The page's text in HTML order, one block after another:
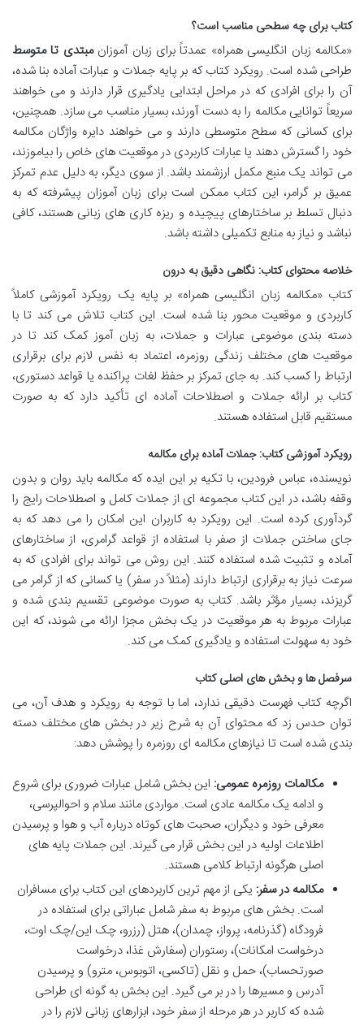
کتاب برای چه سطحی مناسب است؟
«مکالمه زبان انگلیسی همراه» عمدتاً برای زبان آموزانمبتدی تا متوسط
طراحی شده است. رویکرد کتاب که بر پایه جملات و عبارات آماده بنا شده،
آن را برای افرادی که در مراحل ابتدایی یادگیری قرار دارند و می خواهند
سریعاً توانایی مکالمه را به دست آورند، بسیار مناسب می سازد. همچنین،
برای کسانی که سطح متوسطی دارند و می خواهند دایره واژگان مکالمه
خود را گسترش دهند یا عبارات کاربردی در موقعیت های خاص را بیاموزند،
می تواند یک منبع مکمل ارزشمند باشد. از سوی دیگر، به دلیل عدم تمرکز
عمیق بر گرامر، این کتاب ممکن است برای زبان آموزان پیشرفته که به
دنبال تسلط بر ساختارهای پیچیده و ریزه کاری های زبانی هستند، کافی
نباشد و نیاز به منابع تکمیلی داشته باشد.
خلاصه محتوای کتاب: نگاهی دقیق به درون
کتاب «مکالمه زبان انگلیسی همراه» بر پایه یک رویکرد آموزشی کاملاً
کاربردی و موقعیت محور بنا شده است. این کتاب تلاش می کند تا با
دسته بندی موضوعی عبارات و جملات، به زبان آموز کمک کند تا در
موقعیت های مختلف زندگی روزمره، اعتماد به نفس لازم برای برقراری
ارتباط را کسب کند. به جای تمرکز بر حفظ لغات پراکنده یا قواعد دستوری،
کتاب بر ارائه جملات و اصطلاحات آماده ای تأکید دارد که به صورت
مستقیم قابل استفاده هستند.
رویکرد آموزشی کتاب: جملات آماده برای مکالمه
نویسنده، عباس فرودین، با تکیه بر این ایده که مکالمه باید روان و بدون
وقفه باشد، در این کتاب مجموعه ای از جملات کامل و اصطلاحات رایج را
گردآوری کرده است. این رویکرد به کاربران این امکان را می دهد که به
جای ساختن جملات از صفر با استفاده از قواعد گرامری، از ساختارهای
آماده و تثبیت شده استفاده کنند. این روش می تواند برای افرادی که به
سرعت نیاز به برقراری ارتباط دارند (مثلاً در سفر) یا کسانی که از گرامر می
گریزند، بسیار مؤثر باشد. کتاب به صورت موضوعی تقسیم بندی شده و
عبارات مربوط به هر موقعیت در یک بخش مجزا ارائه می شوند، که این
خود به سهولت استفاده و یادگیری کمک می کند.
سرفصل ها و بخش های اصلی کتاب
اگرچه کتاب فهرست دقیقی ندارد، اما با توجه به رویکرد و هدف آن، می
توان حدس زد که محتوای آن به شرح زیر در بخش های مختلف دسته
بندی شده است تا نیازهای مکالمه ای روزمره را پوشش دهد:
مکالمات روزمره عمومی: این بخش شامل عبارات ضروری برای شروع
و ادامه یک مکالمه عادی است. مواردی مانند سلام و احوالپرسی،
معرفی خود و دیگران، صحبت های کوتاه درباره آب و هوا و پرسیدن
اطلاعات اولیه در این بخش قرار می گیرند. این جملات پایه های
اصلی هرگونه ارتباط کلامی هستند.
مکالمه در سفر: یکی از مهم ترین کاربردهای این کتاب برای مسافران
است. بخش های مربوط به سفر شامل عباراتی برای استفاده در
فرودگاه (گذرنامه، پرواز، چمدان)، هتل (رزرو، چک این/چک اوت،
درخواست امکانات)، رستوران (سفارش غذا، درخواست
صورتحساب)، حمل و نقل (تاکسی، اتوبوس، مترو) و پرسیدن
آدرس و مسیرها را در بر می گیرد. این بخش به گونه ای طراحی
شده که کاربر در هر مرحله از سفر خود، ابزارهای زبانی لازم را در